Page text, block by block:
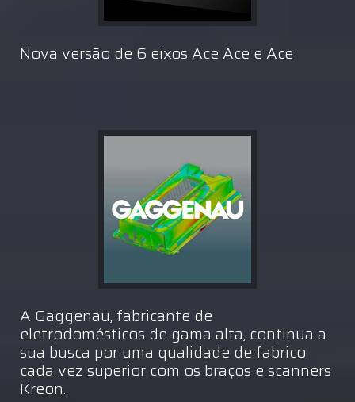
Nova versão de 6 eixos Ace Ace e Ace
A Gaggenau, fabricante de
eletrodomésticos de gama alta, continua a
sua busca por uma qualidade de fabrico
cada vez superior com os braços e scanners
Kreon.